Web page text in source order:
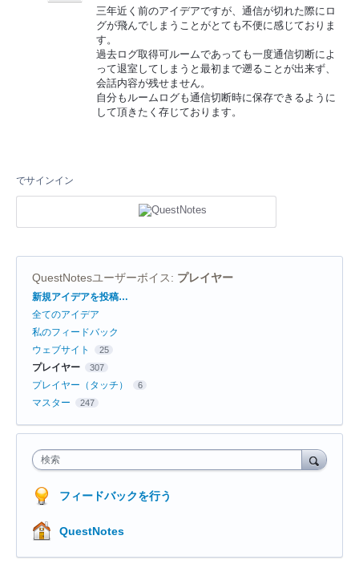
三年近く前のアイデアですが、通信が切れた際にロ
グが飛んでしまうことがとても不便に感じておりま
す。
過去ログ取得可ルームであっても一度通信切断によ
って退室してしまうと最初まで遡ることが出来ず、
会話内容が残せません。
自分もルームログも通信切断時に保存できるように
して頂きたく存じております。
でサインイン
QuestNotesユーザーボイス: プレイヤー
カ
テ
ゴ
新規アイデアを投稿…
全てのアイデア
私のフィードバック
ウェブサイト
25
プレイヤー 307
プレイヤー（タッチ） 6
マスター 247
検索
フィードバックを行う
QuestNotes